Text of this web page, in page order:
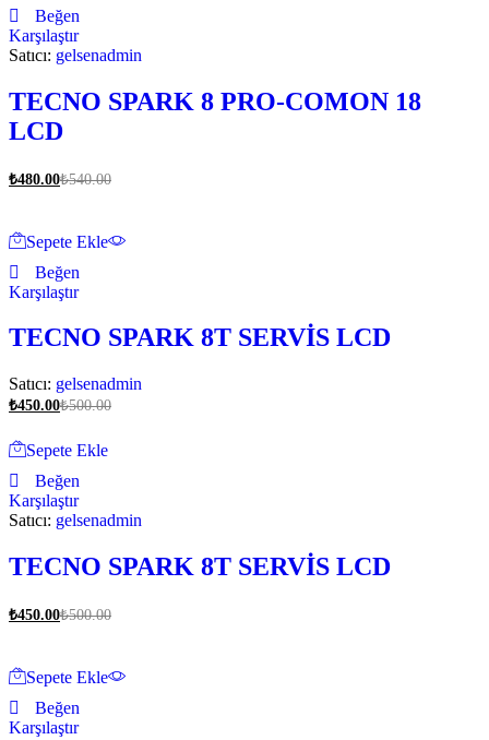
Beğen
Karşılaştır
Satıcı: gelsenadmin
TECNO SPARK 8 PRO-COMON 18
LCD
₺480.00₺540.00
Sepete Ekle
Beğen
Karşılaştır
TECNO SPARK 8T SERVİS LCD
Satıcı: gelsenadmin
₺450.00₺500.00
Sepete Ekle
Beğen
Karşılaştır
Satıcı: gelsenadmin
TECNO SPARK 8T SERVİS LCD
₺450.00₺500.00
Sepete Ekle
Beğen
Karşılaştır